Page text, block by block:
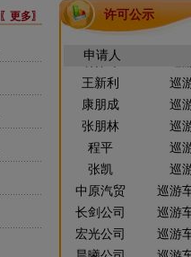
〖更多〗 许可公示
申请人
肖杭
巡
王胜利
胡伟峰
王新利
巡
康朋成
巡
张朋林
巡
程平
巡
张凯
巡
中原汽贸
巡游
长剑公司
巡游
宏光公司
巡游
晨曦公司
巡游